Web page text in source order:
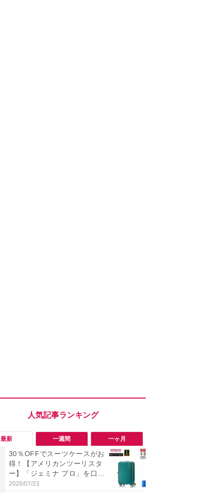
最新 一週間 一ヶ月
30％OFFでスーツケースがお
得！【アメリカンツーリスタ
ー】「ジェミナ プロ」を口コ
ミ調査！出張や旅行にイチオ
2026/07/23